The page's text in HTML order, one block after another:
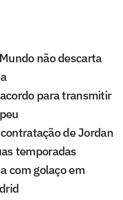
não descarta
para transmitir
de Jordan
temporadas
com golaço em